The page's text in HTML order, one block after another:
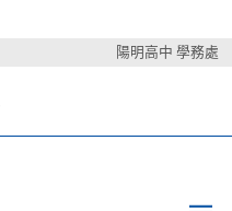
陽明高中 學務處